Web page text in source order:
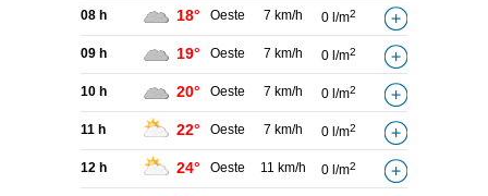
08 h 18° Oeste 7 km/h 0 l/m2
09 h 19° Oeste 7 km/h 0 l/m2
10 h 20° Oeste 7 km/h 0 l/m2
11 h 22° Oeste 7 km/h 0 l/m2
12 h 24° Oeste 11 km/h 0 l/m2